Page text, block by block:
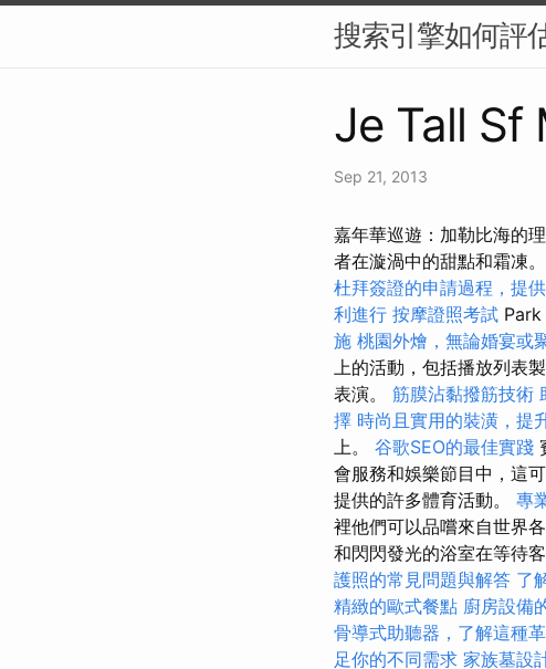
搜索引擎如何評
Je Tall Sf
Sep 21, 2013
嘉年華巡遊：加勒比海的
者在漩渦中的甜點和霜凍。
杜拜簽證的申請過程，提
利進行 按摩證照考試 Park
施 桃園外燴，無論婚宴或
上的活動，包括播放列表
表演。 筋膜沾黏撥筋技術
擇 時尚且實用的裝潢，提
上。 谷歌SEO的最佳實踐
會服務和娛樂節目中，這
提供的許多體育活動。 專
裡他們可以品嚐來自世界
和閃閃發光的浴室在等待
護照的常見問題與解答 了
精緻的歐式餐點 廚房設備
骨導式助聽器，了解這種
足你的不同需求 家族墓設